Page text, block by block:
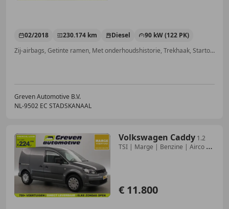
02/2018 230.174 km Diesel
90 kW (122 PK)
Zij-airbags, Getinte ramen, Met onderhoudshistorie, Trekhaak, Startonderbreker, Schuifdeur rechts, Mistlampen, Start/Stop-systeem
Greven Automotive B.V.
NL-9502 EC STADSKANAAL
Volkswagen Caddy 1.2
TSI | Marge | Benzine | Airco |
€ 11.800